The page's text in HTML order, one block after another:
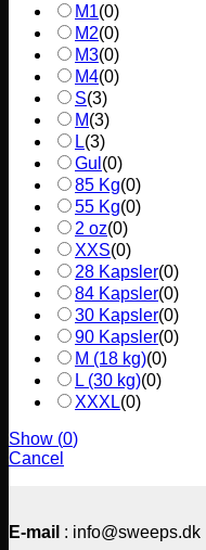
M1(0)
M2(0)
M3(0)
M4(0)
S(3)
M(3)
L(3)
Gul (0)
85 Kg(0)
55 Kg(0)
2 oz(0)
XXS(0)
28 Kapsler(0)
84 Kapsler(0)
30 Kapsler(0)
90 Kapsler(0)
M (18 kg)(0)
L (30 kg)(0)
XXXL(0)
Show (0)
Cancel
E-mail : info@sweeps.dk